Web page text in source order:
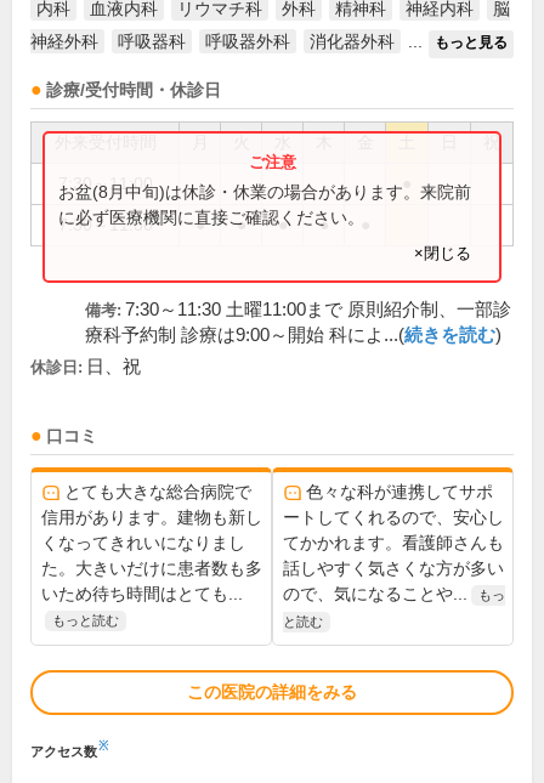
内科 血液内科 リウマチ科 外科 精神科 神経内科
脳
神経外科
呼吸器科 呼吸器外科 消化器外科 もっと見る
診療/受付時間・休診日
祝
7:30～11:00
7:30～11:30 ● ● ● ●
お盆(8月中旬)は休診・休業の場合があります。来院前
に必ず医療機関に直接ご確認ください。
×閉じる
備考: 7:30～11:30 土曜11:00まで 原則紹介制、一部診
療科予約制 診療は9:00～開始 科によ...(続きを読む)
休診日: 日、祝
口コミ
とても大きな総合病院で
信用があります。建物も新し
くなってきれいになりまし
た。大きいだけに患者数も多
いため待ち時間はとても...
もっと読む
色々な科が連携してサポ
ートしてくれるので、安心し
てかかれます。看護師さんも
話しやすく気さくな方が多い
ので、気になることや...
もっ
と読む
この医院の詳細をみる
アクセス数※